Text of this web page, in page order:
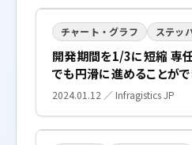
チャート・グラフ ステッ
開発期間を1/3に短縮 専
でも円滑に進めることが
2024.01.12 ／ Infragistics JP